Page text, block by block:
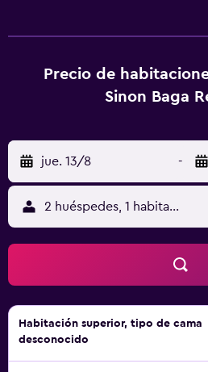
zapatillas, artículos de higiene
secador de pelo. Los huéspedes
las personas en viaje de
periódicos gratuitos y teléfono.
incluyen botella de agua gratuita
plancha. Se ofrece servicio de
servicios de ocio y
una piscina cubierta. Se pueden
de ocio y esparcimiento que se
instalaciones o cerca del
aplique un recargo).
Precio de
Sinon Baga
jue. 13/8 -
2 huéspedes, 1 habitación
Habitación superior, tipo de cama
desconocido